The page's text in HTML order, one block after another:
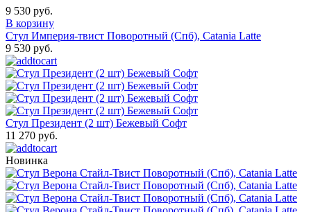
9 530 руб.
В корзину
Стул Империя-твист Поворотный (Спб), Catania Latte
9 530 руб.
Стул Президент (2 шт) Бежевый Софт
11 270 руб.
Новинка